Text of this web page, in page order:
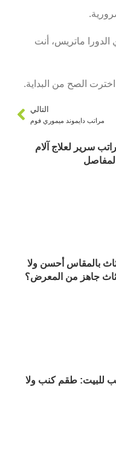
ماتريس، أنت
الصح من البداية.
التالي
مراتب دايموند ميموري فوم
سرير لعلاج آلام
بالمقاس أحسن ولا
جاهز من المعرض؟
للبيت: طقم كنب ولا